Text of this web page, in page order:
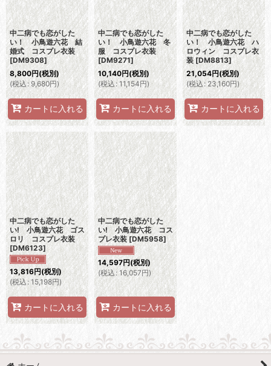
中二病でも恋がした
い！ 小鳥遊六花 結
婚式 コスプレ衣装
[DM9308]
8,800円(税別)
(税込: 9,680円)
カートに入れる
中二病でも恋がした
い！ 小鳥遊六花 冬
服 コスプレ衣装
[DM9271]
10,140円(税別)
(税込: 11,154円)
カートに入れる
中二病でも恋がした
い！ 小鳥遊六花 ハ
ロウィン コスプレ衣
装 [DM8813]
21,054円(税別)
(税込 : 23,160円)
カートに入れる
中二病でも恋がした
い! 小鳥遊六花 ゴス
ロリ コスプレ衣装
[DM6123]
13,816円(税別)
(税込: 15,198円)
カートに入れる
中二病でも恋がした
い! 小鳥遊六花 コス
プレ衣装 [DM5958]
14,597円(税別)
(税込: 16,057円)
カートに入れる